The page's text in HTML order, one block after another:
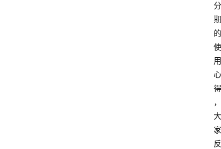
分
期
的
使
用
心
得
，
大
家
反